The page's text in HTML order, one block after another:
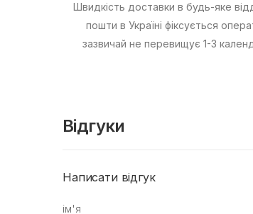
Швидкість доставки в будь-яке
пошти в Україні фіксується
зазвичай не перевищує 1-3
Відгуки
Написати відгук
ім'я